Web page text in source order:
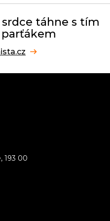
táhne s tím
193 00